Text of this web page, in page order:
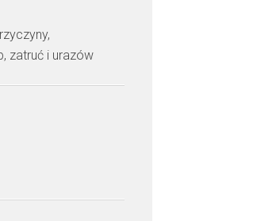
zatruć i urazów